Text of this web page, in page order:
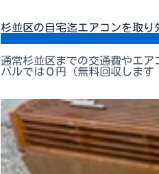
杉並区の自宅迄エアコンを取り
通常杉並区までの交通費やエ
バルでは０円（無料回収します